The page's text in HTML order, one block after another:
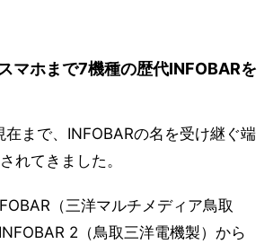
マホまで7機種の歴代INFOBARを
在まで、INFOBARの名を受け継ぐ端
れてきました。
（三洋マルチメディア鳥取
2（鳥取三洋電機製）から